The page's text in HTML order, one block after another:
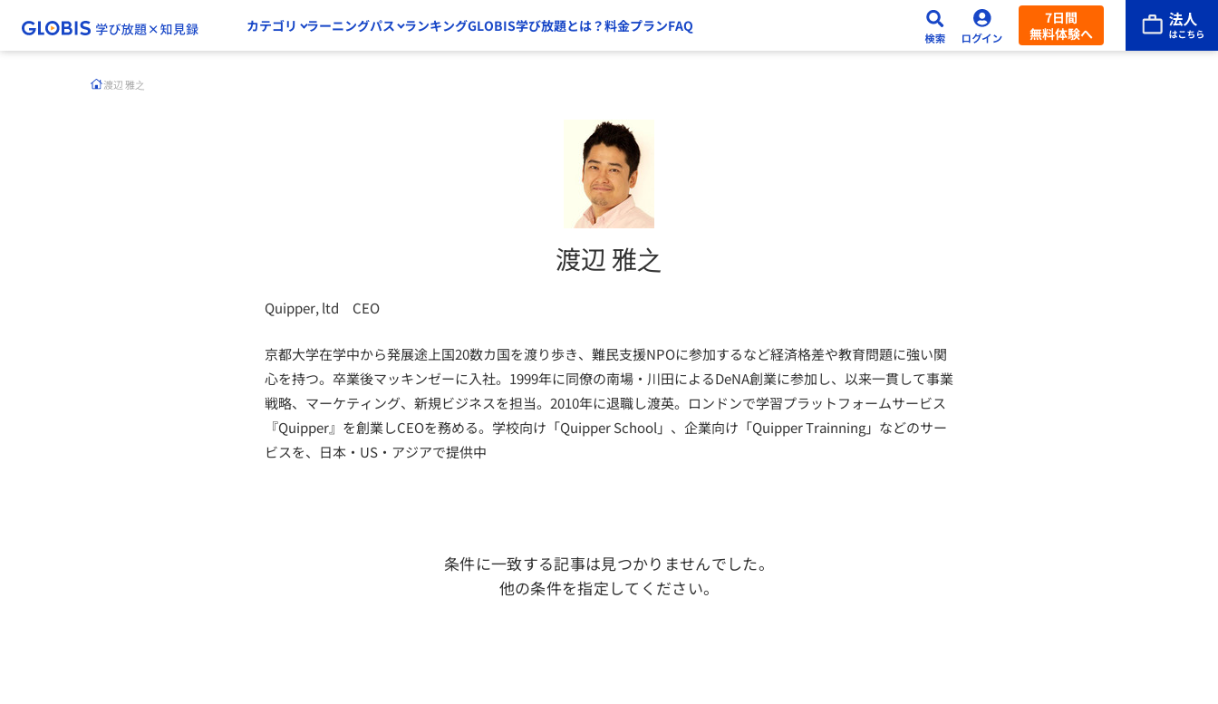
カテゴリ ラーニングパス ランキングGLOBIS学び放題とは？料金プランFAQ
7日間
無料体験へ
渡辺 雅之
渡辺 雅之
Quipper, ltd CEO
京都大学在学中から発展途上国20数カ国を渡り歩き、難民支援NPOに参加するなど経済格差や教育問題に強い関
心を持つ。卒業後マッキンゼーに入社。1999年に同僚の南場・川田によるDeNA創業に参加し、以来一貫して事業
戦略、マーケティング、新規ビジネスを担当。2010年に退職し渡英。ロンドンで学習プラットフォームサービス
『Quipper』を創業しCEOを務める。学校向け「Quipper School」、企業向け「Quipper Trainning」などのサー
ビスを、日本・US・アジアで提供中
条件に一致する記事は見つかりませんでした。
他の条件を指定してください。